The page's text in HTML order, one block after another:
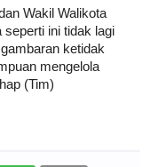
Wakil Walikota
seperti ini tidak lagi
ketidak
mengelola
(Tim)